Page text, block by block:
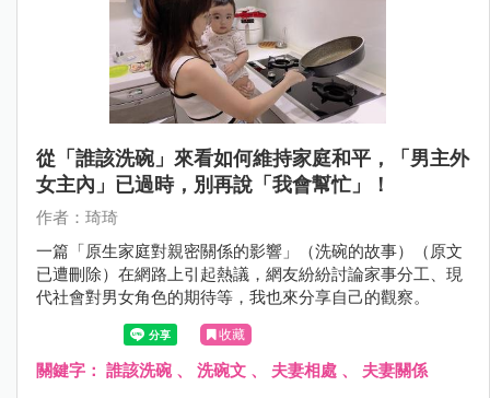
從「誰該洗碗」來看如何維持家庭和平，「男主外
女主內」已過時，別再說「我會幫忙」！
作者：琦琦
一篇「原生家庭對親密關係的影響」（洗碗的故事）（原文
已遭刪除）在網路上引起熱議，網友紛紛討論家事分工、現
代社會對男女角色的期待等，我也來分享自己的觀察。
收藏
關鍵字： 誰該洗碗 、 洗碗文 、 夫妻相處 、 夫妻關係